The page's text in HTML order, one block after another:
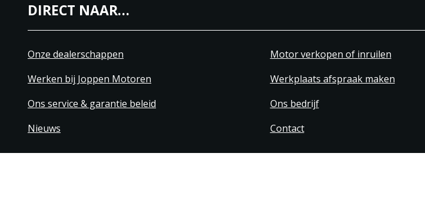
DIRECT NAAR…
Onze dealerschappen
Motor verkopen of inruilen
Werken bij Joppen Motoren
Werkplaats afspraak maken
Ons service & garantie beleid
Ons bedrijf
Nieuws
Contact